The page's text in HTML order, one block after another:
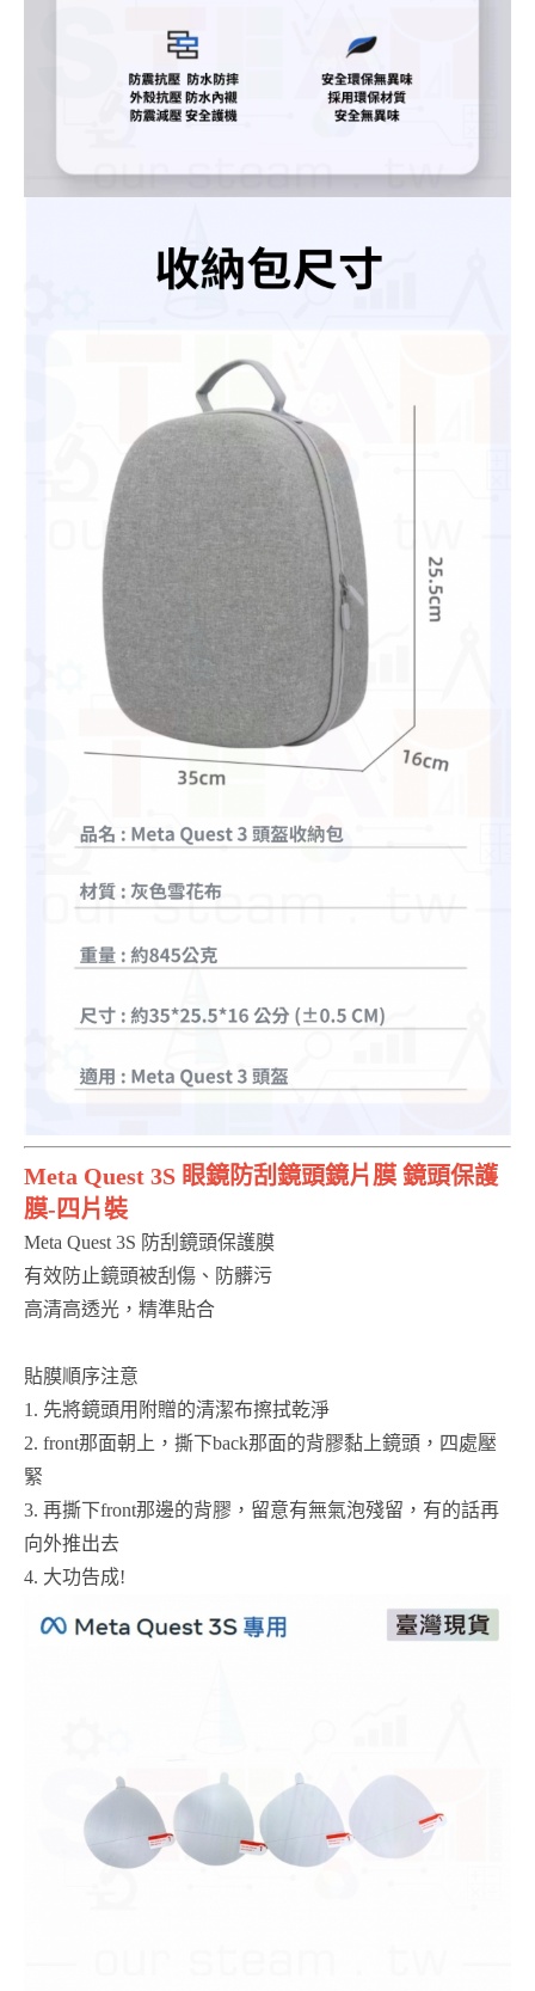
Meta Quest 3S 眼鏡防刮鏡頭鏡片膜 鏡頭保護
膜-四片裝
Meta Quest 3S 防刮鏡頭保護膜
有效防止鏡頭被刮傷、防髒污
高清高透光，精準貼合
貼膜順序注意
1. 先將鏡頭用附贈的清潔布擦拭乾淨
2. front那面朝上，撕下back那面的背膠黏上鏡頭，四處壓
緊
3. 再撕下front那邊的背膠，留意有無氣泡殘留，有的話再
向外推出去
4. 大功告成!